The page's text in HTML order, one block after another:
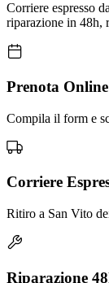
Corriere espresso
riparazione in 48h,
Prenota Online
Compila il form e
Corriere
Ritiro a San Vito
Riparazione